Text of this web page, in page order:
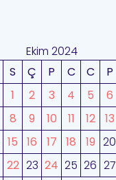
Ekim 2024
S Ç P C C
P
1
2 3 4 5
6
8 9 10 11 12
13
15 16 17 18 19 20
22 23 24 25 26 27